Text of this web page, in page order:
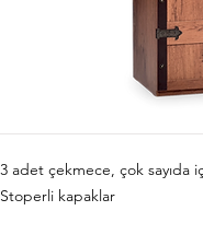
adet çekmece, çok sayıda
kapaklar